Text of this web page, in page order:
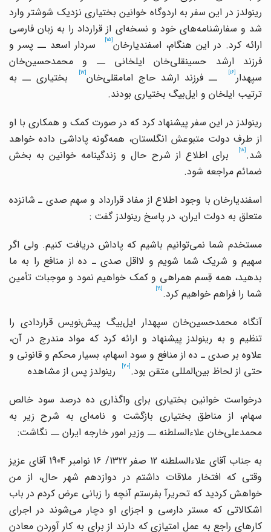
رینولدز در این سفر به اردوگاه خوانین بختیاری نزدیک شوشتر وارد
شد و سفارشنامههای خود و نسخهای از قرارداد را به زبان فارسی
ارائه کرد. در این هنگام، اسفندیارخان[15]
سردار اسعد ــ پسر و
فرزند ارشد حسینقلیخان ایلخانی ــ و محمدحسینخان
سپهدار ــ فرزند ارشد حاج امامقلیخان[17]
بختیاری ــ به
ترتیب ایلخان و ایلبیگ بختیاری بودند.
رینولدز در این سفر پیشنهاد کرد که در صورت کمک و همکاری با او
از طرف دولت متبوعش انگلستان، همهگونه پاداشی داده خواهد
شد. برای اطلاع از شرح حال و زندگینامه خوانین به بخش
ضمائم مراجعه شود.
اسفندیارخان با وجود اطلاع از مفاد قرارداد و سهم صدی ـ شانزده
متعلق به دولت ایران، در پاسخ رینولدز گفت :
مستخدم شما نمیتوانیم باشیم که پاداش دریافت کنیم. ولی اگر
سهیم و شریک شما شویم و لااقل صدی ـ ده از منافع را به ما
بدهید، همه قِسم همراهی و کمک خواهیم نمود و موجبات تأمین
شما را فراهم خواهیم کرد.
آنگاه محمدحسینخان سپهدار ایلبیگ پیشنویس قراردادی را
تنظیم و به رینولدز پیشنهاد و ارائه کرد که مواد مندرج در آن،
علاوه بر صدی ـ ده از منافع و سود اسهام، بسیار محکم و قانونی و
حتی از لحاظ بینالمللی متقن بود.
رینولدز پس از مشاهده
درخواست خوانین بختیاری برای واگذاری ده درصد سود خالص
سهام، از مناطق بختیاری بازگشت و نامهای به شرح زیر به
محمدعلیخان علاءالسلطنه ــ وزیر امور خارجه ایران ــ نگاشت:
به جناب آقای علاءالسلطنه 12 صفر 1322/ 16 نوامبر 1904 آقای عزیز
وقتی که افتخار ملاقات داشتم در دوازدهم شهر حال، از من
خواهش کردید که تحریرآ بفرستم آنچه را زبانی عرض کردم در باب
اشکالاتی که مستر دارسی و اجزای او دچار میشوند در اجرای
کارهای راجع به عمل امتیازی که دارند از برای به کار آوردن معادن